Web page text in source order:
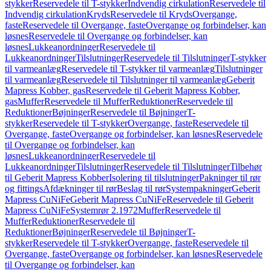
stykkerReservedele til T-stykkerIndvendig cirkulationReservedele til
Indvendig cirkulationKrydsReservedele til KrydsOvergange,
fasteReservedele til Overgange, fasteOvergange og forbindelser, kan
løsnesReservedele til Overgange og forbindelser, kan
løsnesLukkeanordningerReservedele til
LukkeanordningerTilslutningerReservedele til TilslutningerT-stykker
til varmeanlægReservedele til T-stykker til varmeanlægTilslutninger
til varmeanlægReservedele til Tilslutninger til varmeanlægGeberit
Mapress Kobber, gasReservedele til Geberit Mapress Kobber,
gasMufferReservedele til MufferReduktionerReservedele til
ReduktionerBøjningerReservedele til BøjningerT-
stykkerReservedele til T-stykkerOvergange, fasteReservedele til
Overgange, fasteOvergange og forbindelser, kan løsnesReservedele
til Overgange og forbindelser, kan
løsnesLukkeanordningerReservedele til
LukkeanordningerTilslutningerReservedele til TilslutningerTilbehør
til Geberit Mapress KobberIsolering til tilslutningerPakninger til rør
og fittingsAfdækninger til rørBeslag til rørSystempakningerGeberit
Mapress CuNiFeGeberit Mapress CuNiFeReservedele til Geberit
Mapress CuNiFeSystemrør 2.1972MufferReservedele til
MufferReduktionerReservedele til
ReduktionerBøjningerReservedele til BøjningerT-
stykkerReservedele til T-stykkerOvergange, fasteReservedele til
Overgange, fasteOvergange og forbindelser, kan løsnesReservedele
til Overgange og forbindelser, kan